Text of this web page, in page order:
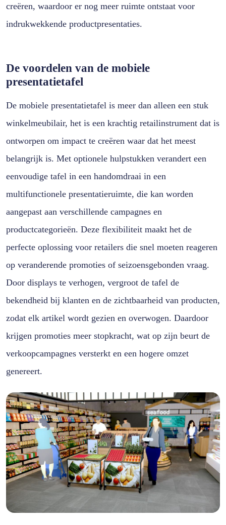
creëren, waardoor er nog meer ruimte ontstaat voor
indrukwekkende productpresentaties.
De voordelen van de mobiele
presentatietafel
De mobiele presentatietafel is meer dan alleen een stuk
winkelmeubilair, het is een krachtig retailinstrument dat is
ontworpen om impact te creëren waar dat het meest
belangrijk is. Met optionele hulpstukken verandert een
eenvoudige tafel in een handomdraai in een
multifunctionele presentatieruimte, die kan worden
aangepast aan verschillende campagnes en
productcategorieën. Deze flexibiliteit maakt het de
perfecte oplossing voor retailers die snel moeten reageren
op veranderende promoties of seizoensgebonden vraag.
Door displays te verhogen, vergroot de tafel de
bekendheid bij klanten en de zichtbaarheid van producten,
zodat elk artikel wordt gezien en overwogen. Daardoor
krijgen promoties meer stopkracht, wat op zijn beurt de
verkoopcampagnes versterkt en een hogere omzet
genereert.